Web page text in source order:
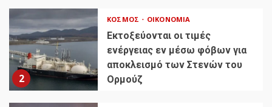
2
ΚΌΣΜΟΣ ΟΙΚΟΝΟΜΊΑ
Εκτοξεύονται οι τιμές
ενέργειας εν μέσω φόβων για
αποκλεισμό των Στενών του
Ορμούζ